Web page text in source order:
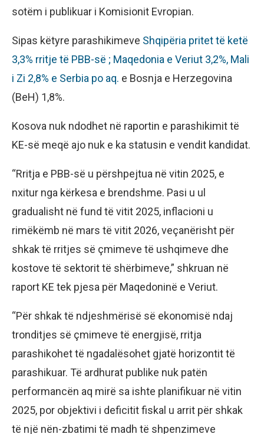
sotëm i publikuar i Komisionit Evropian.
Sipas këtyre parashikimeve Shqipëria pritet të ketë
3,3% rritje të PBB-së ; Maqedonia e Veriut 3,2%, Mali
i Zi 2,8% e Serbia po aq. e Bosnja e Herzegovina
(BeH) 1,8%.
Kosova nuk ndodhet në raportin e parashikimit të
KE-së meqë ajo nuk e ka statusin e vendit kandidat.
“Rritja e PBB-së u përshpejtua në vitin 2025, e
nxitur nga kërkesa e brendshme. Pasi u ul
gradualisht në fund të vitit 2025, inflacioni u
rimëkëmb në mars të vitit 2026, veçanërisht për
shkak të rritjes së çmimeve të ushqimeve dhe
kostove të sektorit të shërbimeve,” shkruan në
raport KE tek pjesa për Maqedoninë e Veriut.
“Për shkak të ndjeshmërisë së ekonomisë ndaj
tronditjes së çmimeve të energjisë, rritja
parashikohet të ngadalësohet gjatë horizontit të
parashikuar. Të ardhurat publike nuk patën
performancën aq mirë sa ishte planifikuar në vitin
2025, por objektivi i deficitit fiskal u arrit për shkak
të një nën-zbatimi të madh të shpenzimeve